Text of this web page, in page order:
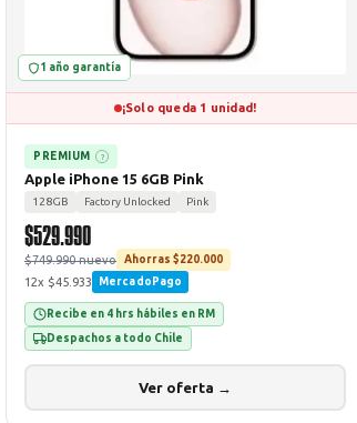
1 año garantía
¡Solo queda 1 unidad!
PREMIUM ?
Apple iPhone 15 6GB Pink
128GB Factory Unlocked Pink
$529.990
$749.990 nuevo Ahorras $220.000
12x $45.933 MercadoPago
Recibe en 4 hrs hábiles en RM
Despachos a todo Chile
Ver oferta →